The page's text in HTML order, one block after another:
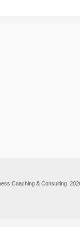
Coaching & Consulting